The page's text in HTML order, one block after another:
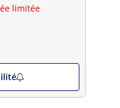
limitée